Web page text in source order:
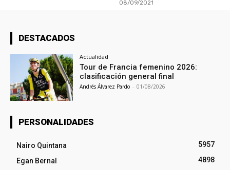
08/09/2021
DESTACADOS
Actualidad
Tour de Francia femenino 2026:
clasificación general final
Andrés Álvarez Pardo - 01/08/2026
PERSONALIDADES
Nairo Quintana
5957
Egan Bernal
4898